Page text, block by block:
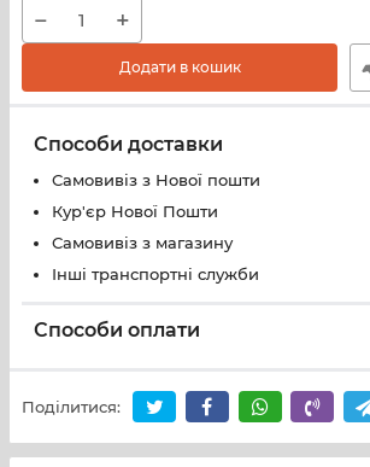
− +
Додати в кошик
Способи доставки
Самовивіз з Нової пошти
Кур'єр Нової Пошти
Самовивіз з магазину
Інші транспортні служби
Способи оплати
Поділитися: